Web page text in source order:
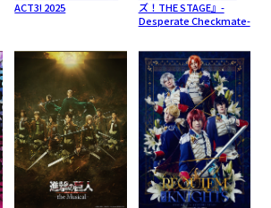
ACT3! 2025
ズ！THE STAGE』-
Desperate Checkmate-